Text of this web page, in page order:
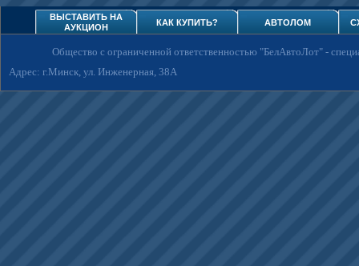
ВЫСТАВИТЬ НА
АУКЦИОН
КАК КУПИТЬ? АВТОЛОМ
Общество с ограниченной ответственностью "БелАвтоЛот"-
Адрес: г.Минск, ул. Инженерная, 38А